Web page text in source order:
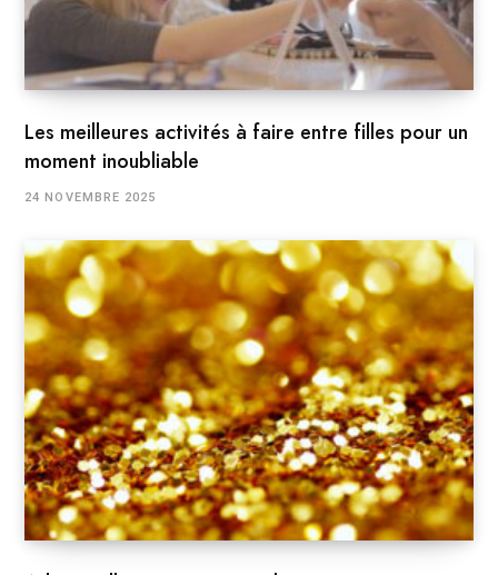
Les meilleures activités à faire entre filles pour un
moment inoubliable
24 NOVEMBRE 2025